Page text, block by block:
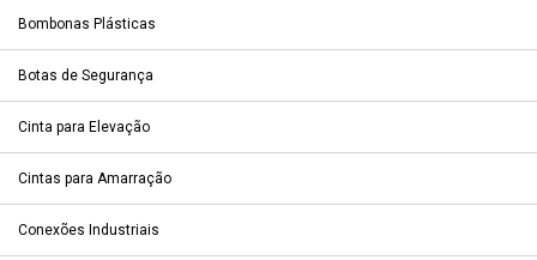
Bombonas Plásticas
Botas de Segurança
Cinta para Elevação
Cintas para Amarração
Conexões Industriais